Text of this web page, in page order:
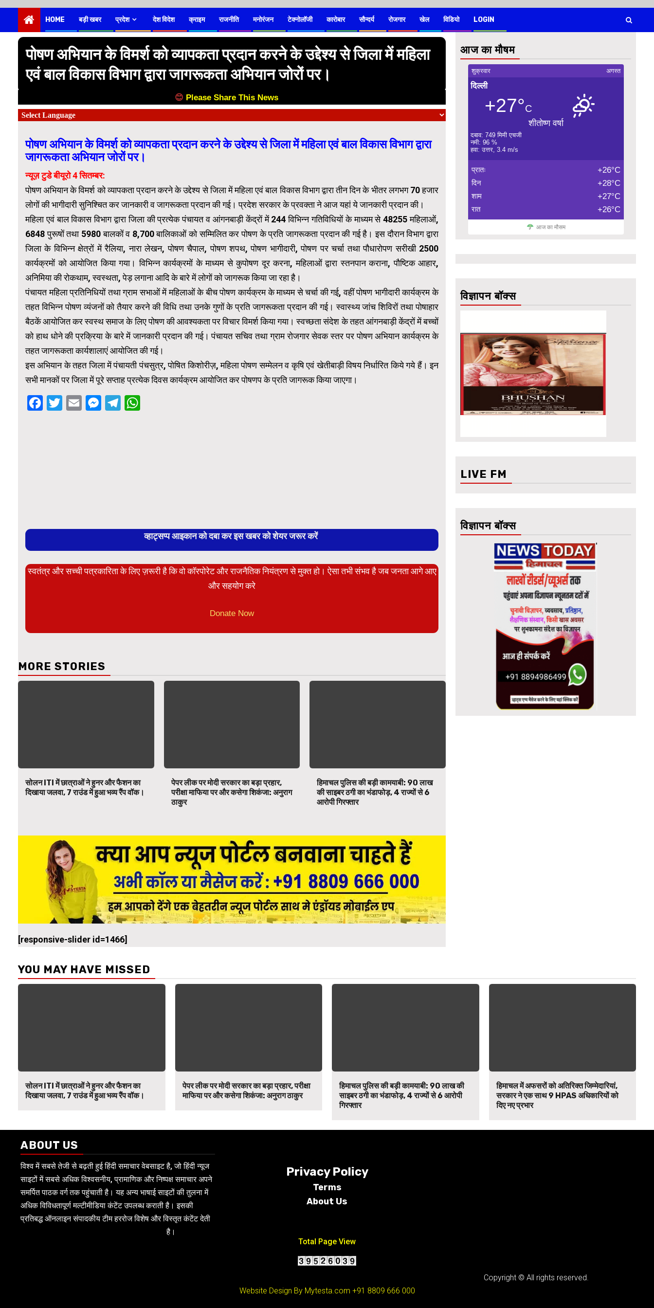
HOME बड़ी खबर प्रदेश देश विदेश क्राइम राजनीति मनोरंजन टेक्नोलॉजी कारोबार सौन्दर्य रोजगार खेल विडियो LOGIN
पोषण अभियान के विमर्श को व्यापकता प्रदान करने के उद्देश्य से जिला में महिला
एवं बाल विकास विभाग द्वारा जागरूकता अभियान जोरों पर।
😊 Please Share This News
पोषण अभियान के विमर्श को व्यापकता प्रदान करने के उद्देश्य से जिला में महिला एवं बाल विकास विभाग द्वारा
जागरूकता अभियान जोरों पर।
न्यूज़ टुडे बीयूरो 4 सितम्बर:
पोषण अभियान के विमर्श को व्यापकता प्रदान करने के उद्देश्य से जिला में महिला एवं बाल विकास विभाग द्वारा तीन दिन के भीतर लगभग 70 हजार
लोगों की भागीदारी सुनिश्चित कर जानकारी व जागरूकता प्रदान की गई। प्रदेश सरकार के प्रवक्ता ने आज यहां ये जानकारी प्रदान की।
महिला एवं बाल विकास विभाग द्वारा जिला की प्रत्येक पंचायत व आंगनबाड़ी केंद्रों में 244 विभिन्न गतिविधियों के माध्यम से 48255 महिलाओं,
6848 पुरूषों तथा 5980 बालकों व 8,700 बालिकाओं को सम्मिलित कर पोषण के प्रति जागरूकता प्रदान की गई है। इस दौरान विभाग द्वारा
जिला के विभिन्न क्षेत्रों में रैलिया, नारा लेखन, पोषण चैपाल, पोषण शपथ, पोषण भागीदारी, पोषण पर चर्चा तथा पौधारोपण सरीखी 2500
कार्यक्रमों को आयोजित किया गया। विभिन्न कार्यक्रमों के माध्यम से कुपोषण दूर करना, महिलाओं द्वारा स्तनपान कराना, पौष्टिक आहार,
अनिमिया की रोकथाम, स्वस्थता, पेड़ लगाना आदि के बारे में लोगों को जागरूक किया जा रहा है।
पंचायत महिला प्रतिनिधियों तथा ग्राम सभाओं में महिलाओं के बीच पोषण कार्यक्रम के माध्यम से चर्चा की गई, वहीं पोषण भागीदारी कार्यक्रम के
तहत विभिन्न पोषण व्यंजनों को तैयार करने की विधि तथा उनके गुणों के प्रति जागरूकता प्रदान की गई। स्वास्थ्य जांच शिविरों तथा पोषाहार
बैठकें आयोजित कर स्वस्थ समाज के लिए पोषण की आवश्यकता पर विचार विमर्श किया गया। स्वच्छता संदेश के तहत आंगनबाड़ी केंद्रों में बच्चों
को हाथ धोने की प्रक्रिया के बारे में जानकारी प्रदान की गई। पंचायत सचिव तथा ग्राम रोजगार सेवक स्तर पर पोषण अभियान कार्यक्रम के
तहत जागरूकता कार्यशालाएं आयोजित की गई।
इस अभियान के तहत जिला में पंचायती पंचसुत्र, पोषित किशोरीज़, महिला पोषण सम्मेलन व कृषि एवं खेतीबाड़ी विषय निर्धारित किये गये हैं। इन
सभी मानकों पर जिला में पूरे सप्ताह प्रत्येक दिवस कार्यक्रम आयोजित कर पोषणप के प्रति जागरूक किया जाएगा।
Facebook
Twitter
EmailMessenger
Telegram
व्हाट्सप्प आइकान को दबा कर इस खबर को शेयर जरूर करें
स्वतंत्र और सच्ची पत्रकारिता के लिए ज़रूरी है कि वो कॉरपोरेट और राजनैतिक नियंत्रण से मुक्त हो। ऐसा तभी संभव है जब जनता आगे आए
और सहयोग करे
Donate Now
MORE STORIES
सोलन ITI में छात्राओं ने हुनर और फैशन का
दिखाया जलवा, 7 राउंड में हुआ भव्य रैंप वॉक।
पेपर लीक पर मोदी सरकार का बड़ा प्रहार,
परीक्षा माफिया पर और कसेगा शिकंजा: अनुराग
ठाकुर
हिमाचल पुलिस की बड़ी कामयाबी: ₹90 लाख
की साइबर ठगी का भंडाफोड़, 4 राज्यों से 6
आरोपी गिरफ्तार
[responsive-slider id=1466]
आज का मौषम
शुक्रवार अगस्त
दिल्ली
+27°C
शीतोष्ण वर्षा
दबाव: 749 मिमी एचजी
नमी: 96 %
हवा: उत्तर, 3.4 m/s
प्रातः +26°C
दिन +28°C
शाम +27°C
रात +26°C
आज का मौसम
विज्ञापन बॉक्स
LIVE FM
विज्ञापन बॉक्स
YOU MAY HAVE MISSED
सोलन ITI में छात्राओं ने हुनर और फैशन का
दिखाया जलवा, 7 राउंड में हुआ भव्य रैंप वॉक।
पेपर लीक पर मोदी सरकार का बड़ा प्रहार, परीक्षा
माफिया पर और कसेगा शिकंजा: अनुराग ठाकुर
हिमाचल पुलिस की बड़ी कामयाबी: ₹90 लाख की
साइबर ठगी का भंडाफोड़, 4 राज्यों से 6 आरोपी
गिरफ्तार
हिमाचल में अफसरों को अतिरिक्त जिम्मेदारियां,
सरकार ने एक साथ 9 HPAS अधिकारियों को
दिए नए प्रभार
ABOUT US
विश्व में सबसे तेजी से बढ़ती हुई हिंदी समाचार वेबसाइट है, जो हिंदी न्यूज
साइटों में सबसे अधिक विश्वसनीय, प्रामाणिक और निष्पक्ष समाचार अपने
समर्पित पाठक वर्ग तक पहुंचाती है। यह अन्य भाषाई साइटों की तुलना में
अधिक विविधतापूर्ण मल्टीमीडिया कंटेंट उपलब्ध कराती है। इसकी
प्रतिबद्ध ऑनलाइन संपादकीय टीम हररोज विशेष और विस्तृत कंटेंट देती
है।
Privacy Policy
Terms
About Us
Total Page View
Copyright © All rights reserved.
Website Design By Mytesta.com +91 8809 666 000